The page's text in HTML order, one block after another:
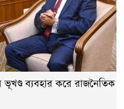
ভূখণ্ড ব্যবহার করে রাজনৈতিক